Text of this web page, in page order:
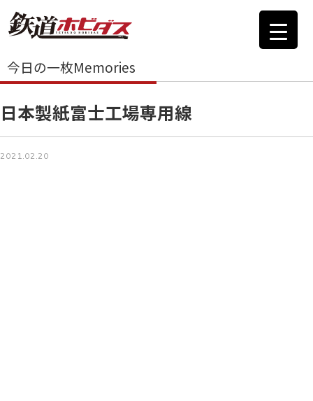
今日の一枚Memories
日本製紙富士工場専用線
2021.02.20